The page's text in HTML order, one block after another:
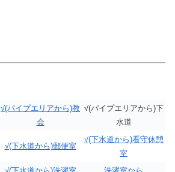
√(パイプエリアから)教
会
√(パイプエリアから)下
水道
√(下水道から)郵便室
√(下水道から)看守休憩
室